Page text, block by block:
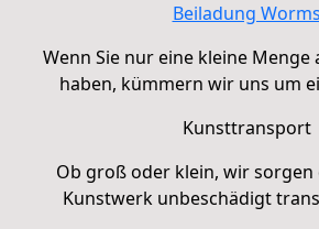
Beiladung Worms
Wenn Sie nur eine kleine
haben, kümmern wir uns um
Kunsttransport
Ob groß oder klein, wir sorgen
Kunstwerk unbeschädigt